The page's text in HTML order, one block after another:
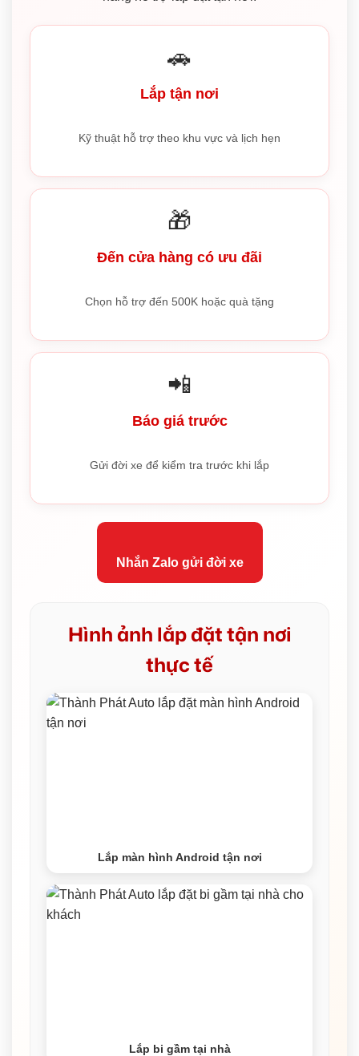
🚗
Lắp tận nơi
Kỹ thuật hỗ trợ theo khu vực và lịch hẹn
🎁
Đến cửa hàng có ưu đãi
Chọn hỗ trợ đến 500K hoặc quà tặng
📲
Báo giá trước
Gửi đời xe để kiểm tra trước khi lắp
Nhắn Zalo gửi đời xe
Hình ảnh lắp đặt tận nơi
thực tế
Lắp màn hình Android tận nơi
Lắp bi gầm tại nhà